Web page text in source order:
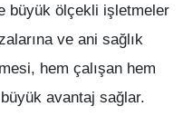
büyük ölçekli işletmeler
ve ani sağlık
hem çalışan hem
avantaj sağlar.